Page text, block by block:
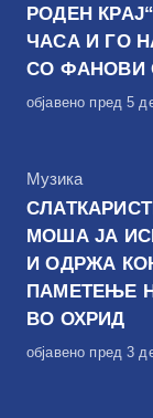
РОДЕН
ЧАСА И ГО
СО ФАНОВИ
Објавено
објавено пред 5
КАтегорија
Музика
МОША ЈА
И ОДРЖА
ПАМЕТЕЊЕ
ВО ОХРИД
Објавено
објавено пред 3